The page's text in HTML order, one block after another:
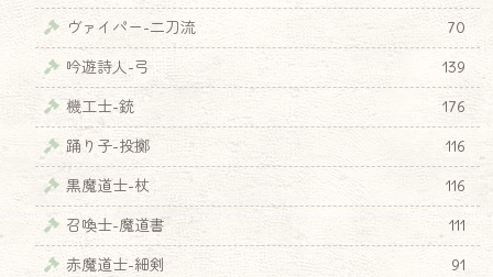
ヴァイパー-二刀流
70
吟遊詩人-弓
139
機工士-銃
176
踊り子-投擲
116
黒魔道士-杖
116
召喚士-魔道書
111
赤魔道士-細剣
91